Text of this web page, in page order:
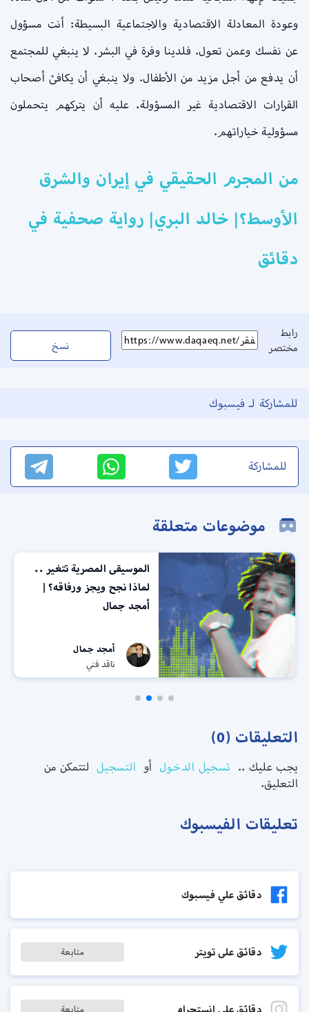
وعودة المعادلة الاقتصادية والاجتماعية البسيطة: أنت مسؤول
عن نفسك وعمن تعول. فلدينا وفرة في البشر. لا ينبغي للمجتمع
أن يدفع من أجل مزيد من الأطفال. ولا ينبغي أن يكافئ أصحاب
القرارات الاقتصادية غير المسؤولة. عليه أن يتركهم يتحملون
مسؤولية خياراتهم.
من المجرم الحقيقي في إيران والشرق
الأوسط؟| خالد البري| رواية صحفية في
دقائق
رابط
مختصر
نسخ
للمشاركة لـ فيسبوك
للمشاركة
موضوعات متعلقة
الموسيقى المصرية تتغير ..
لماذا نجح ويجز ورفاقه؟ |
أمجد جمال
أمجد جمال
ناقد فني
التعليقات (0)
يجب عليك .. تسجيل الدخول أو التسجيل لتتمكن من
التعليق.
تعليقات الفيسبوك
دقائق علي فيسبوك
دقائق على تويتر متابعة
دقائق على انستجرام متابعة